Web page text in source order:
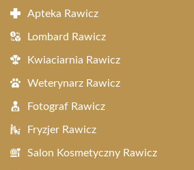
Apteka Rawicz
Lombard Rawicz
Kwiaciarnia Rawicz
Weterynarz Rawicz
Fotograf Rawicz
Fryzjer Rawicz
Salon Kosmetyczny Rawicz